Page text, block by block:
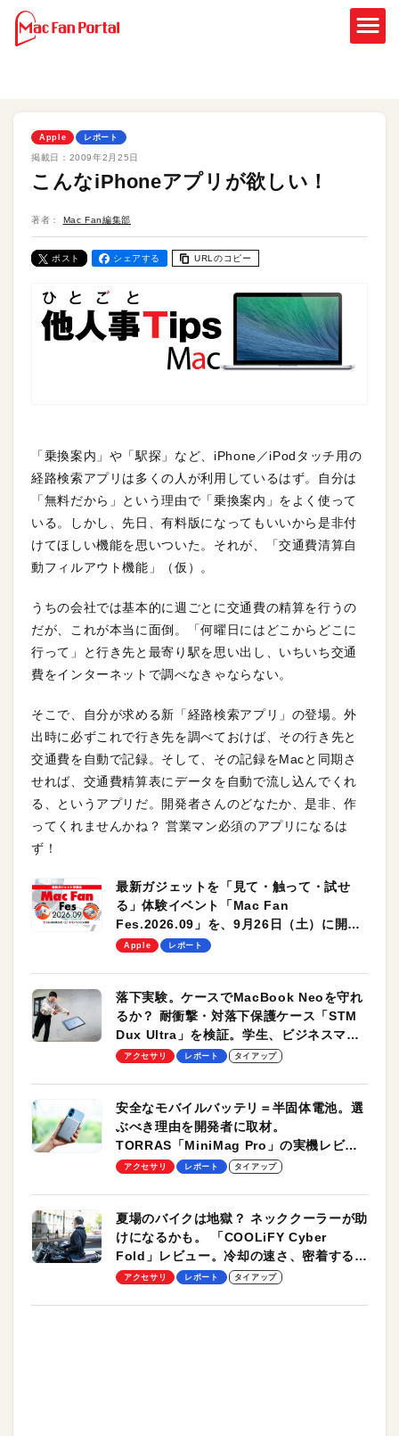
Apple レポート
掲載日： 2009年2月25日
こんなiPhoneアプリが欲しい！
著者： Mac Fan編集部
ポスト シェアする URLのコピー
「乗換案内」や「駅探」など、iPhone／iPodタッチ用の
経路検索アプリは多くの人が利用しているはず。自分は
「無料だから」という理由で「乗換案内」をよく使って
いる。しかし、先日、有料版になってもいいから是非付
けてほしい機能を思いついた。それが、「交通費清算自
動フィルアウト機能」（仮）。
うちの会社では基本的に週ごとに交通費の精算を行うの
だが、これが本当に面倒。「何曜日にはどこからどこに
行って」と行き先と最寄り駅を思い出し、いちいち交通
費をインターネットで調べなきゃならない。
そこで、自分が求める新「経路検索アプリ」の登場。外
出時に必ずこれで行き先を調べておけば、その行き先と
交通費を自動で記録。そして、その記録をMacと同期さ
せれば、交通費精算表にデータを自動で流し込んでくれ
る、というアプリだ。開発者さんのどなたか、是非、作
ってくれませんかね？ 営業マン必須のアプリになるは
ず！
最新ガジェットを「見て・触って・試せ
る」体験イベント「Mac Fan
Fes.2026.09」を、9月26日（土）に開催
します！
Apple レポート
落下実験。ケースでMacBook Neoを守れ
るか？ 耐衝撃・対落下保護ケース「STM
Dux Ultra」を検証。学生、ビジネスマン
のモバイルユースに最適！
アクセサリ レポート タイアップ
安全なモバイルバッテリ＝半固体電池。選
ぶべき理由を開発者に取材。
TORRAS「MiniMag Pro」の実機レビュ
ーも
アクセサリ レポート タイアップ
夏場のバイクは地獄？ ネッククーラーが助
けになるかも。 「COOLiFY Cyber
Fold」レビュー。冷却の速さ、密着する冷
却プレート、シンプルな操作性がグッド！
アクセサリ レポート タイアップ